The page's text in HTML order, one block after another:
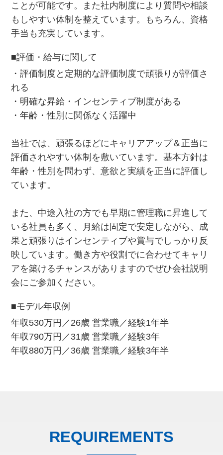
ことが可能です。また社内制度により質問や相談
もしやすい体制を整えています。もちろん、資格
手当も充実しています。
■評価・給与に関して
・評価制度と定期的な評価制度で頑張りが評価さ
れる
・明確な昇給・インセンティブ制度がある
・年齢・性別に関係なく活躍中
当社では、頑張るほどにキャリアアップ＆正当に
評価されやすい体制を敷いています。基本方針は
年齢・性別を問わず、意欲と実績を正当に評価し
ています。
また、中途入社の方でも早期に管理職に昇進して
いる社員も多く、月給は固定で安定しながら、成
果と頑張りはインセンティブや賞与でしっかり反
映しています。働き方や役割でに合わせてキャリ
アを築けるチャンスがありますのでぜひ会社説明
会にご参加ください。
■モデル年収例
年収530万円／26歳 営業職／経験1年半
年収790万円／31歳 営業職／経験3年
年収880万円／36歳 営業職／経験3年半
REQUIREMENTS